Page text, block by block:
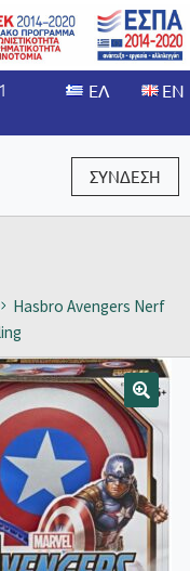
ΣΥΝΔΕΣΗ
Hasbro Avengers Nerf
🔍